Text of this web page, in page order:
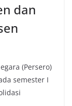
dan
(Persero)
semester I